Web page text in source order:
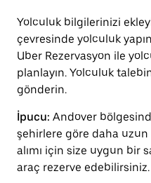
Yolculuk bilgilerinizi
çevresinde yolculuk
Uber Rezervasyon ile
planlayın. Yolculuk
gönderin.
İpucu: Andover
şehirlere göre daha
alımı için size uygun bir
araç rezerve edebilirsiniz.